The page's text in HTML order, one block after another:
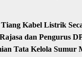
Kabel Listrik
dan Pengurus
Tata Kelola Sumur